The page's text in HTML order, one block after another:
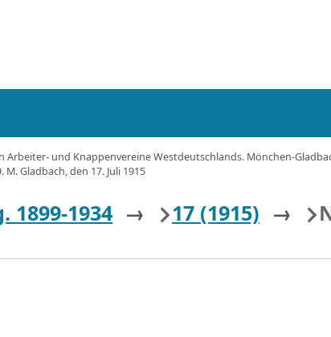
und Knappenvereine Westdeutschlands. Mönchen-
M. Gladbach, den 17. Juli 1915
1934 → 17 (1915) →